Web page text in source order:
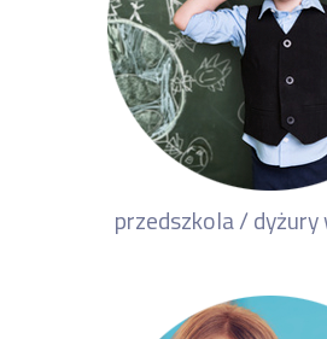
przedszkola / dyżury